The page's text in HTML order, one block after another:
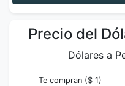
Precio del
Dólares a
Te compran ($ 1)